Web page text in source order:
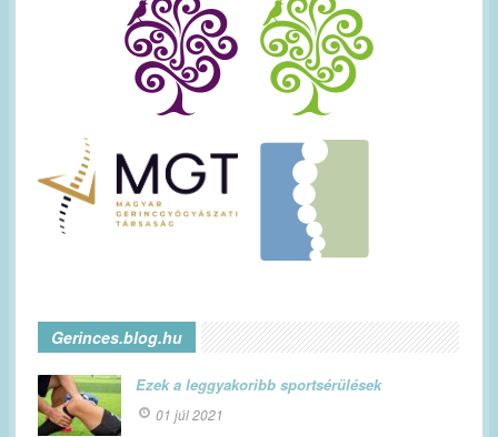
Gerinces.blog.hu
Ezek a leggyakoribb sportsérülések
01 júl 2021